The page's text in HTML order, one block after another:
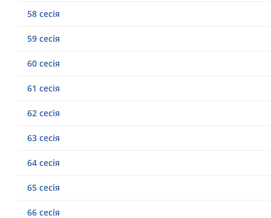
58 сесія
59 сесія
60 сесія
61 сесія
62 сесія
63 сесія
64 сесія
65 сесія
66 сесія